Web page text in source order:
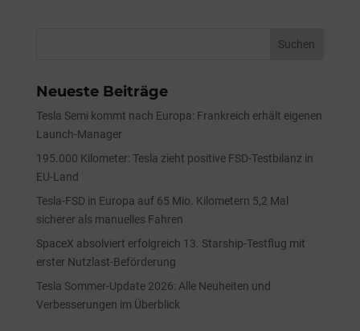
Neueste Beiträge
Tesla Semi kommt nach Europa: Frankreich erhält eigenen
Launch-Manager
195.000 Kilometer: Tesla zieht positive FSD-Testbilanz in
EU-Land
Tesla-FSD in Europa auf 65 Mio. Kilometern 5,2 Mal
sicherer als manuelles Fahren
SpaceX absolviert erfolgreich 13. Starship-Testflug mit
erster Nutzlast-Beförderung
Tesla Sommer-Update 2026: Alle Neuheiten und
Verbesserungen im Überblick